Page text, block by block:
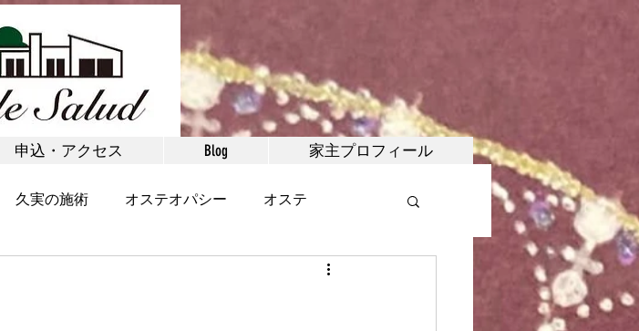
申込・アクセス Blog 家主プロフィール
久実の施術 オステオパシー オステ